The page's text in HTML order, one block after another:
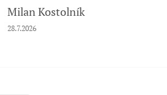
Milan Kostolník
Hodnotenie obchodu je 5 z 5 hviezdičiek.
28.7.2026